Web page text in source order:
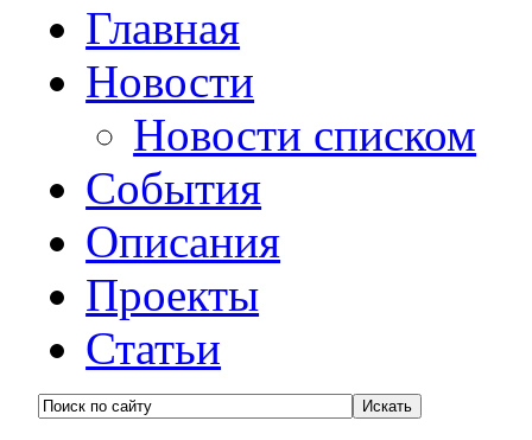
Главная
Новости
Новости списком
События
Описания
Проекты
Статьи